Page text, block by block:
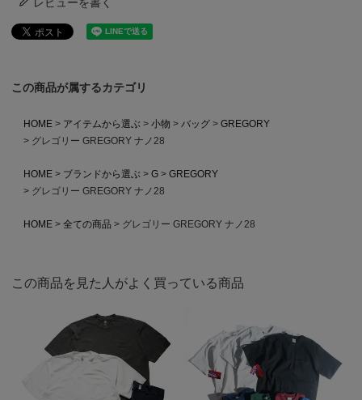
この商品が属するカテゴリ
HOME アイテムから選ぶ 小物 バッグ
GREGORY
グレゴリー GREGORY ナノ28
HOME ブランドから選ぶ G
GREGORY
グレゴリー GREGORY ナノ28
HOME 全ての商品 グレゴリー GREGORY ナノ28
この商品を見た人がよく買っている商品